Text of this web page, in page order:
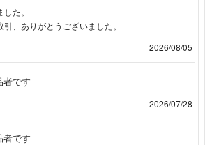
た。
引、ありがとうございました。
2026/08/05
者です
2026/07/28
者です